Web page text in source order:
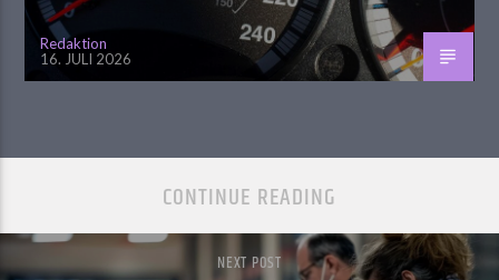
Redaktion
16. JULI 2026
CONTINUE READING
NEXT POST